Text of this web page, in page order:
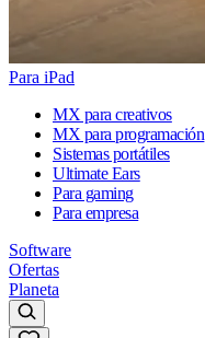
Para iPad
MX para creativos
MX para programación
Sistemas portátiles
Ultimate Ears
Para gaming
Para empresa
Software
Ofertas
Planeta